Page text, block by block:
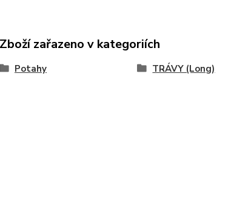
Zboží zařazeno v kategoriích
Potahy TRÁVY (Long)